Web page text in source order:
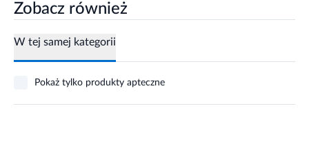
Zobacz również
W tej samej kategorii
Pokaż tylko produkty apteczne